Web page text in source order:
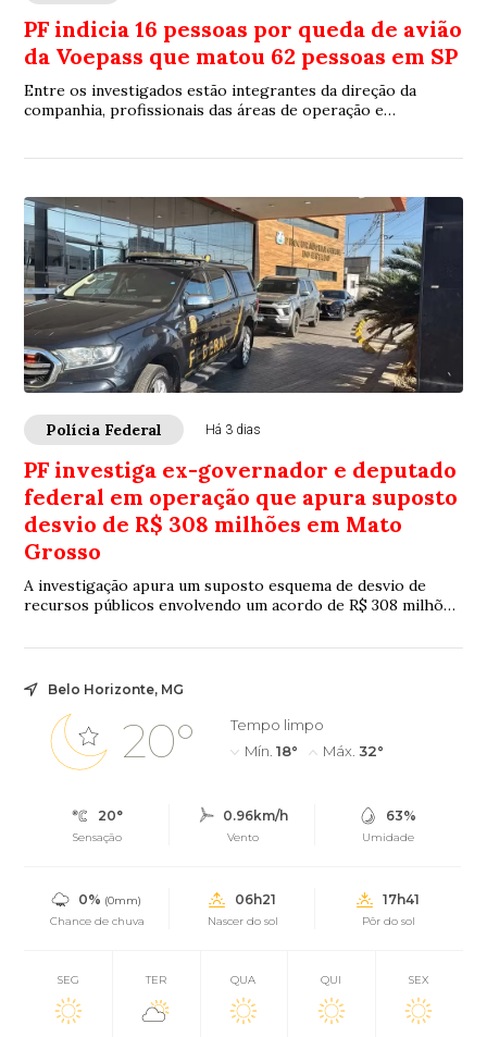
PF indicia 16 pessoas por queda de avião
da Voepass que matou 62 pessoas em SP
Entre os investigados estão integrantes da direção da
companhia, profissionais das áreas de operação e
Polícia Federal Há 3 dias
PF investiga ex-governador e deputado
federal em operação que apura suposto
desvio de R$ 308 milhões em Mato
Grosso
A investigação apura um suposto esquema de desvio de
recursos públicos envolvendo um acordo de R$ 308 milhões
telefonia
Belo Horizonte, MG
20°
Tempo limpo
Mín. 18° Máx. 32°
20°
Sensação
0.96km/h
Vento
63%
Umidade
0% (0mm)
Chance de chuva
06h21
Nascer do sol
17h41
Pôr do sol
SEG TER QUA QUI SEX